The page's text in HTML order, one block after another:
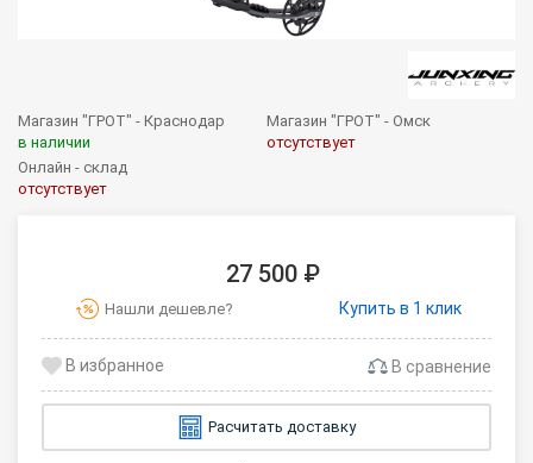
Магазин "ГРОТ" - Краснодар
в наличии
Магазин "ГРОТ" - Омск
отсутствует
Онлайн - склад
отсутствует
27 500 ₽
Нашли дешевле? Купить в 1 клик
В сравнение
Расчитать доставку